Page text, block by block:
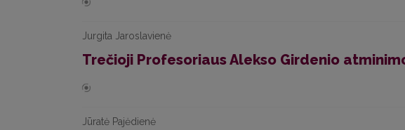
Jurgita Jaroslavienė
Trečioji Profesoriaus Alekso Girdenio
Jūratė Pajėdienė